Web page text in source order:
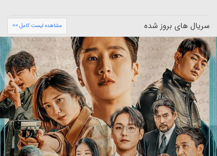
سریال های بروز شده مشاهده لیست کامل >>